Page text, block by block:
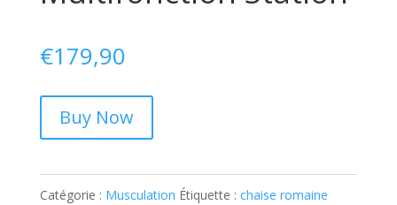
€179,90
Buy Now
Catégorie : Musculation Étiquette : chaise romaine